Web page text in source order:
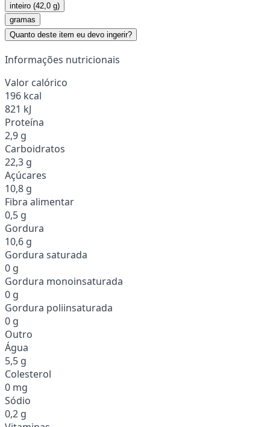
inteiro (42,0 g)
gramas
Quanto deste item eu devo ingerir?
Informações nutricionais
Valor calórico
196 kcal
821 kJ
Proteína
2,9 g
Carboidratos
22,3 g
Açúcares
10,8 g
Fibra alimentar
0,5 g
Gordura
10,6 g
Gordura saturada
0 g
Gordura monoinsaturada
0 g
Gordura poliinsaturada
0 g
Outro
Água
5,5 g
Colesterol
0 mg
Sódio
0,2 g